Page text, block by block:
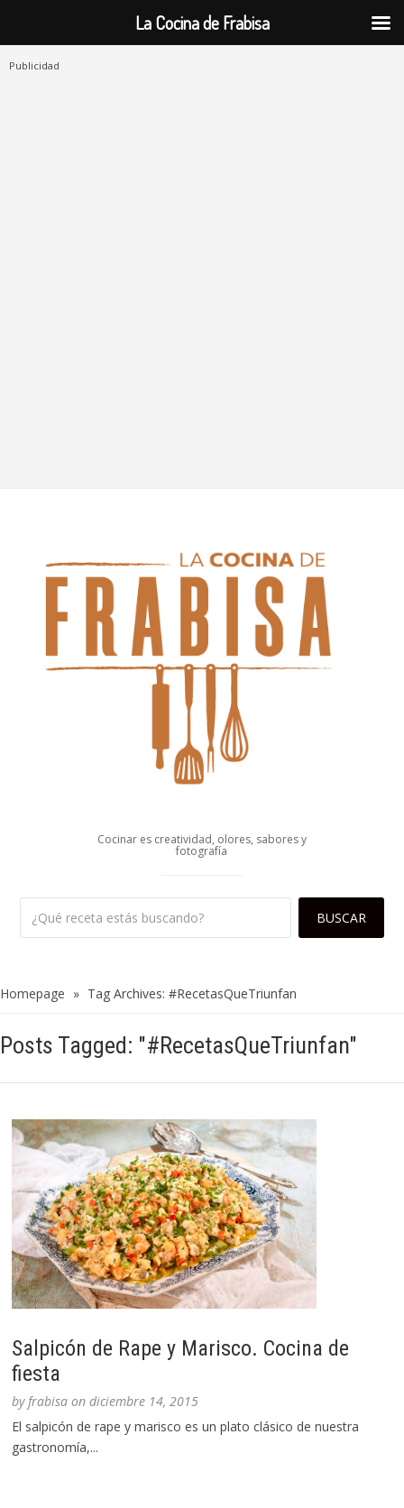
Publicidad
Cocinar es creatividad, olores, sabores y
fotografía
Homepage » Tag Archives: #RecetasQueTriunfan
Posts Tagged: "#RecetasQueTriunfan"
Salpicón de Rape y Marisco. Cocina de
fiesta
byfrabisa ondiciembre 14, 2015
El salpicón de rape y marisco es un plato clásico de nuestra
gastronomía,...
La Cocina de Frabisa